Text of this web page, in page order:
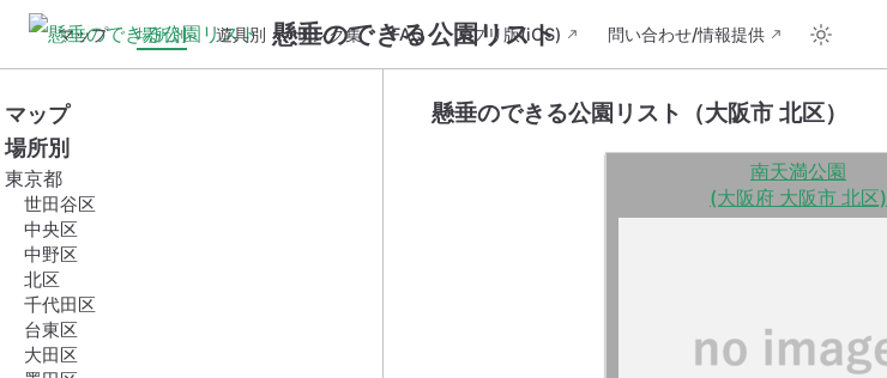
懸垂のできる公園リスト
マップ 場所別 遊具別 リンク集 FAQ アプリ版(iOS) 問い合わせ/情報提供
マップ
場所別
東京都
世田谷区
中央区
中野区
北区
千代田区
台東区
大田区
懸垂のできる公園リスト（大阪市 北区）
南天満公園
(大阪府 大阪市 北区)